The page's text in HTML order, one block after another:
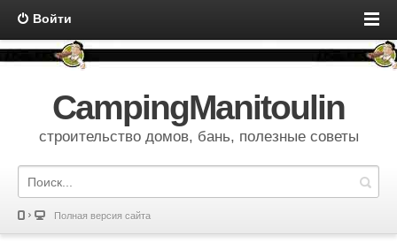
Войти
CampingManitoulin
строительство домов, бань, полезные советы
Полная версия сайта